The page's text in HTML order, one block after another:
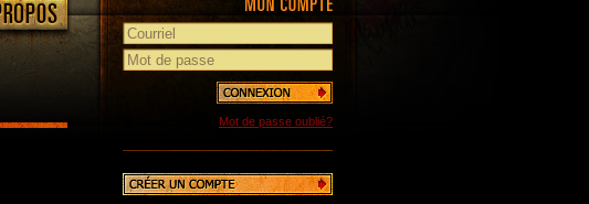
Mot de passe oublié?